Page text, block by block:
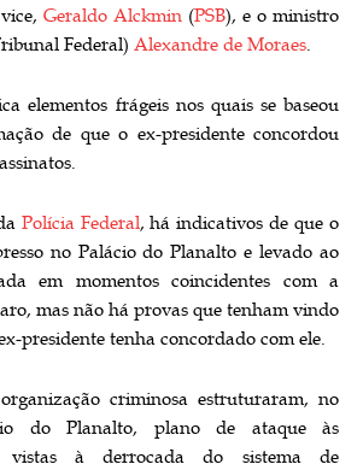
Geraldo Alckmin (PSB), e o ministro
Federal) Alexandre de Moraes.
elementos frágeis nos quais se baseou
de que o ex-presidente concordou
Polícia Federal, há indicativos de que o
no Palácio do Planalto e levado ao
em momentos coincidentes com a
mas não há provas que tenham vindo
presidente tenha concordado com ele.
criminosa estruturaram, no
do Planalto, plano de ataque às
vistas à derrocada do sistema de